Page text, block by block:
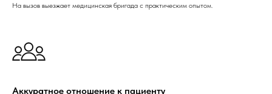
На вызов выезжает медицинская бригада с практическим опытом.
Аккуратное отношение к пациенту